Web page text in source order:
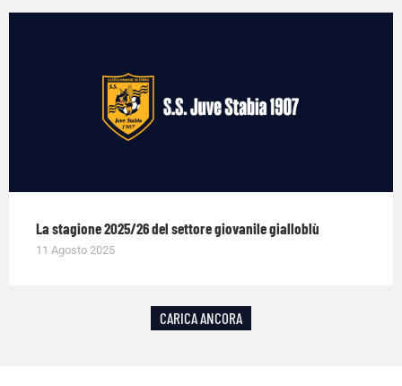
La stagione 2025/26 del settore giovanile gialloblù
11 Agosto 2025
CARICA ANCORA